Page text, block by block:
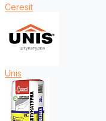
Ceresit
Unis